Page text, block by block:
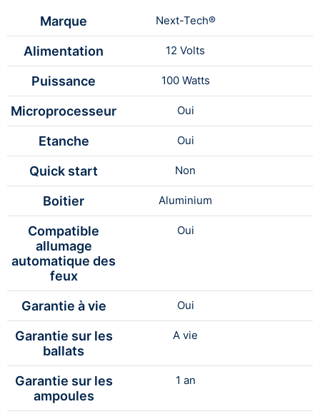
Marque Next-Tech®
Alimentation 12 Volts
Puissance 100 Watts
Microprocesseur Oui
Etanche Oui
Quick start Non
Boitier Aluminium
Compatible
allumage
automatique des
feux
Oui
Garantie à vie Oui
Garantie sur les
ballats
A vie
Garantie sur les
ampoules
1 an